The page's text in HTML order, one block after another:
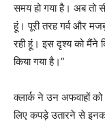
समय हो गया है। अब तो
हूं। पूरी तरह गर्व और
रही हूं। इस दृश्य को मैंने
किया गया है।”
क्लार्क ने उन अफवाहों
लिए कपड़े उतारने से